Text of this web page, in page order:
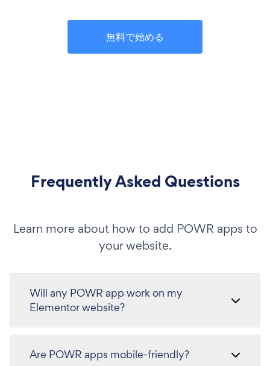
無料で始める
Frequently Asked Questions
Learn more about how to add POWR apps to
your website.
Will any POWR app work on my
Elementor website?
Are POWR apps mobile-friendly?